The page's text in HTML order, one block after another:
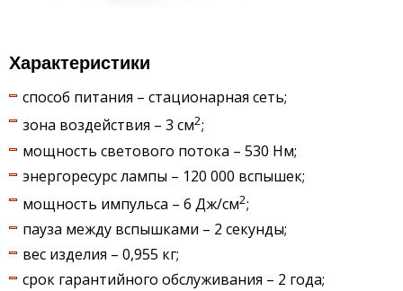
Характеристики
способ питания – стационарная сеть;
зона воздействия – 3 см2;
мощность светового потока – 530 Нм;
энергоресурс лампы – 120 000 вспышек;
мощность импульса – 6 Дж/см2;
пауза между вспышками – 2 секунды;
вес изделия – 0,955 кг;
срок гарантийного обслуживания – 2 года;